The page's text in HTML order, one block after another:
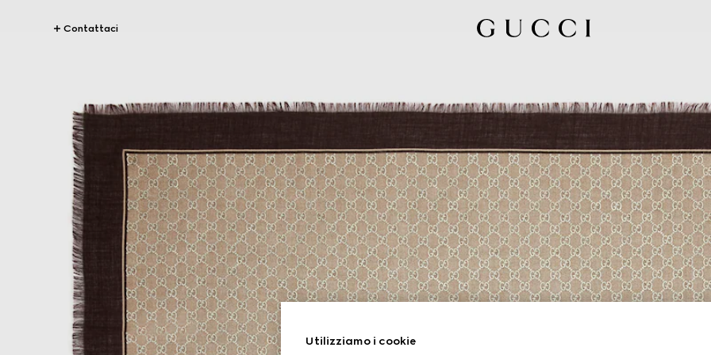
Contattaci
Utilizziamo i cookie